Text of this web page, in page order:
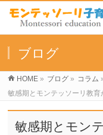
ブログ
HOME » ブログ » コラム
敏感期とモンテッソーリ教育
敏感期とモン